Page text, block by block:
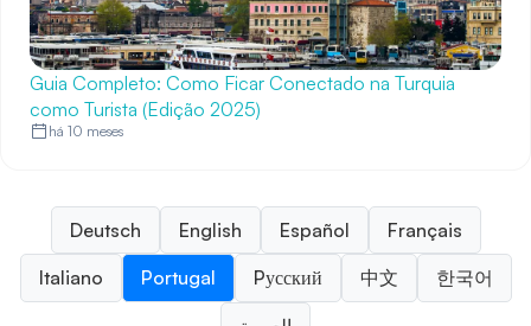
Guia Completo: Como Ficar Conectado na Turquia
como Turista (Edição 2025)
há 10 meses
Deutsch English Español
Français
Italiano
Portugal Pусский 中文 한국어